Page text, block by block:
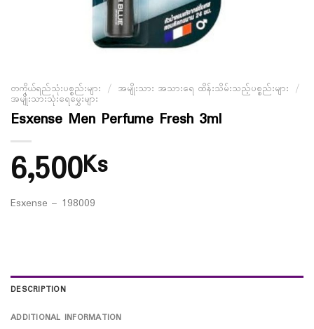
တကိုယ်ရည်သုံးပစ္စည်းများ / အမျိုးသား အသားရေ ထိန်းသိမ်းသည့်ပစ္စည်းများ /
အမျိုးသားသုံးရေမွှေးများ
Esxense Men Perfume Fresh 3ml
6,500Ks
Esxense – 198009
DESCRIPTION
ADDITIONAL INFORMATION